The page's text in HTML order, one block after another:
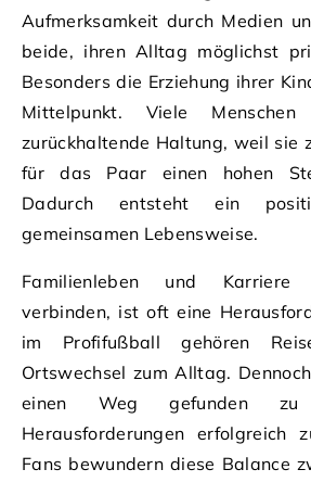
Aufmerksamkeit durch Medien
beide, ihren Alltag möglichst
Besonders die Erziehung ihrer
Mittelpunkt. Viele
zurückhaltende Haltung, weil sie
für das Paar einen hohen
Dadurch entsteht ein
gemeinsamen Lebensweise.
Familienleben und Karriere
verbinden, ist oft eine
im Profifußball gehören
Ortswechsel zum Alltag.
einen Weg gefunden zu
Herausforderungen erfolgreich
Fans bewundern diese Balance